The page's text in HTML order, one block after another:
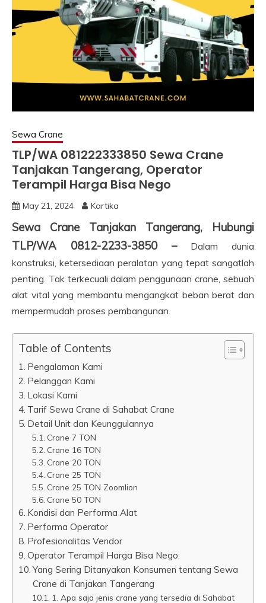
Sewa Crane
TLP/WA 081222333850 Sewa Crane
Tanjakan Tangerang, Operator
Terampil Harga Bisa Nego
May 21, 2024 Kartika
Sewa Crane Tanjakan Tangerang, Hubungi
TLP/WA 0812-2233-3850 –
Dalam dunia
konstruksi, ketersediaan peralatan yang tepat sangatlah
penting. Tak terkecuali dalam penggunaan crane, sebuah
alat vital yang membantu mengangkat beban berat dan
mempermudah proses pembangunan.
Table of Contents
Pengalaman Kami
Pelanggan Kami
Lokasi Kami
Tarif Sewa Crane di Sahabat Crane
Detail Unit dan Keunggulannya
Crane 7 TON
Crane 16 TON
Crane 20 TON
Crane 25 TON
Crane 25 TON Zoomlion
Crane 50 TON
Kondisi dan Performa Alat
Performa Operator
Profesionalitas Vendor
Operator Terampil Harga Bisa Nego:
Yang Sering Ditanyakan Konsumen tentang Sewa
Crane di Tanjakan Tangerang
1. Apa saja jenis crane yang tersedia di Sahabat